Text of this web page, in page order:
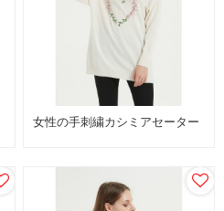
女性の手刺繍カシミアセーター